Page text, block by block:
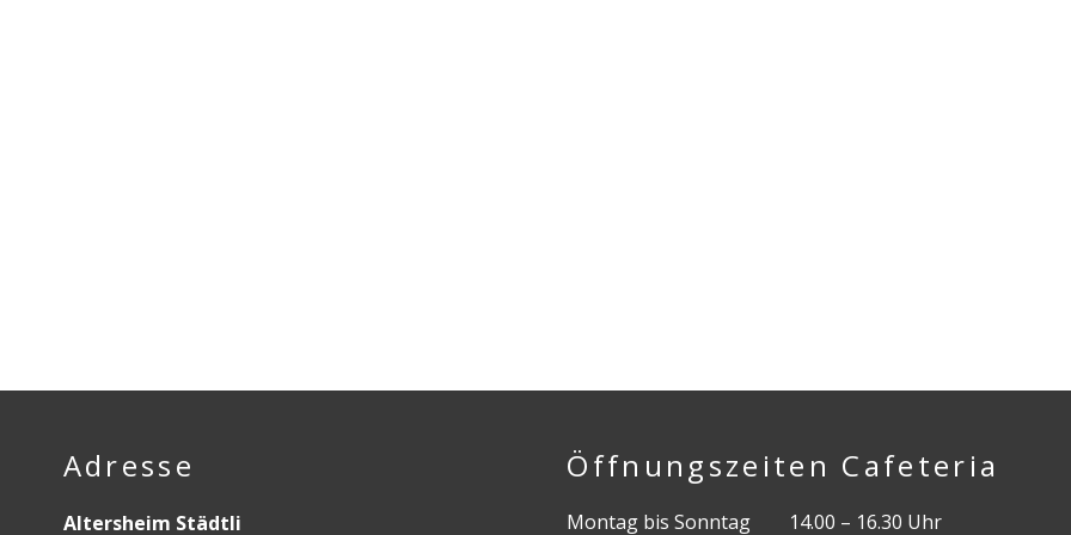
Adresse
Altersheim Städtli
Öffnungszeiten Cafeteria
Montag bis Sonntag 14.00 – 16.30 Uhr